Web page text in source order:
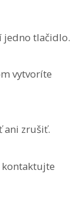
jedno tlačidlo.
vytvoríte
ani zrušiť.